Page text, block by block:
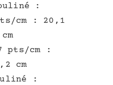
:
cm : 20,1
pts/cm :
cm
: